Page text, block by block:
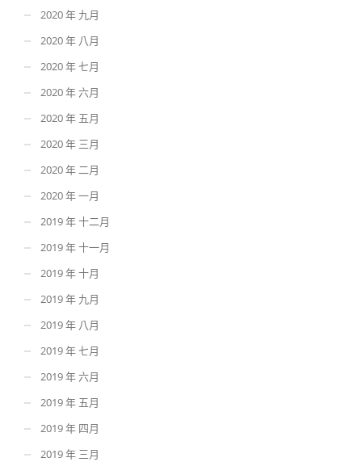
2020 年 九月
2020 年 八月
2020 年 七月
2020 年 六月
2020 年 五月
2020 年 三月
2020 年 二月
2020 年 一月
2019 年 十二月
2019 年 十一月
2019 年 十月
2019 年 九月
2019 年 八月
2019 年 七月
2019 年 六月
2019 年 五月
2019 年 四月
2019 年 三月